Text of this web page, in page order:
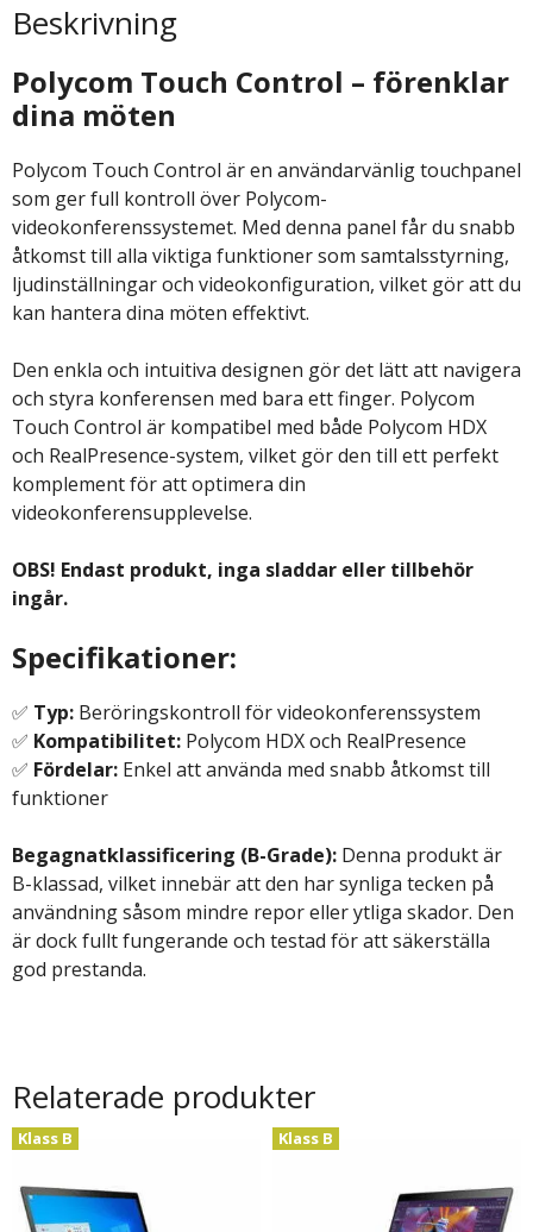
Beskrivning
Polycom Touch Control – förenklar
dina möten
Polycom Touch Control är en användarvänlig touchpanel
som ger full kontroll över Polycom-
videokonferenssystemet. Med denna panel får du snabb
åtkomst till alla viktiga funktioner som samtalsstyrning,
ljudinställningar och videokonfiguration, vilket gör att du
kan hantera dina möten effektivt.
Den enkla och intuitiva designen gör det lätt att navigera
och styra konferensen med bara ett finger. Polycom
Touch Control är kompatibel med både Polycom HDX
och RealPresence-system, vilket gör den till ett perfekt
komplement för att optimera din
videokonferensupplevelse.
OBS! Endast produkt, inga sladdar eller tillbehör
ingår.
Specifikationer:
✅ Typ: Beröringskontroll för videokonferenssystem
✅ Kompatibilitet: Polycom HDX och RealPresence
✅ Fördelar: Enkel att använda med snabb åtkomst till
funktioner
Begagnatklassificering (B-Grade): Denna produkt är
B-klassad, vilket innebär att den har synliga tecken på
användning såsom mindre repor eller ytliga skador. Den
är dock fullt fungerande och testad för att säkerställa
god prestanda.
Relaterade produkter
Klass B Klass B